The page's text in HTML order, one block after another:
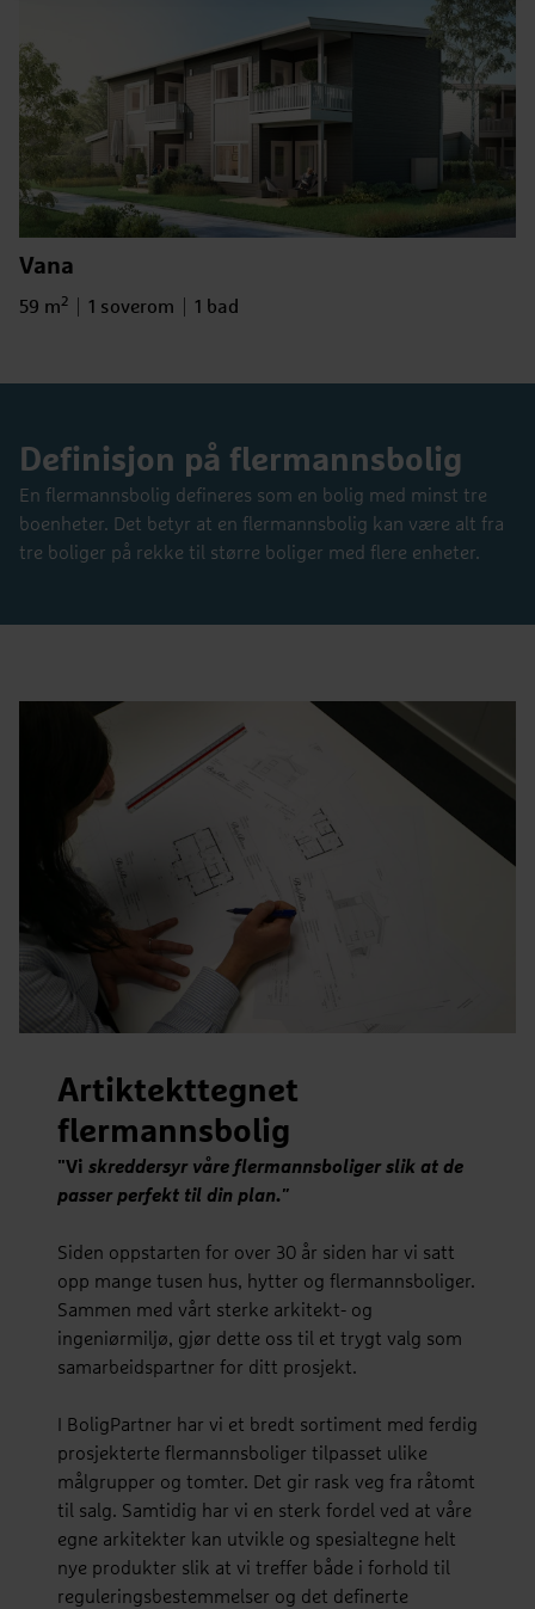
Vana
Bruksareal
59 m2 Antall soverom
1 soverom Antall bad
1 bad
Definisjon på flermannsbolig
En flermannsbolig defineres som en bolig med minst tre
boenheter. Det betyr at en flermannsbolig kan være alt fra
tre boliger på rekke til større boliger med flere enheter.
Artiktekttegnet
flermannsbolig
"Vi skreddersyr våre flermannsboliger slik at de
passer perfekt til din plan."
Siden oppstarten for over 30 år siden har vi satt
opp mange tusen hus, hytter og flermannsboliger.
Sammen med vårt sterke arkitekt- og
ingeniørmiljø, gjør dette oss til et trygt valg som
samarbeidspartner for ditt prosjekt.
I BoligPartner har vi et bredt sortiment med ferdig
prosjekterte flermannsboliger tilpasset ulike
målgrupper og tomter. Det gir rask veg fra råtomt
til salg. Samtidig har vi en sterk fordel ved at våre
egne arkitekter kan utvikle og spesialtegne helt
nye produkter slik at vi treffer både i forhold til
reguleringsbestemmelser og det definerte